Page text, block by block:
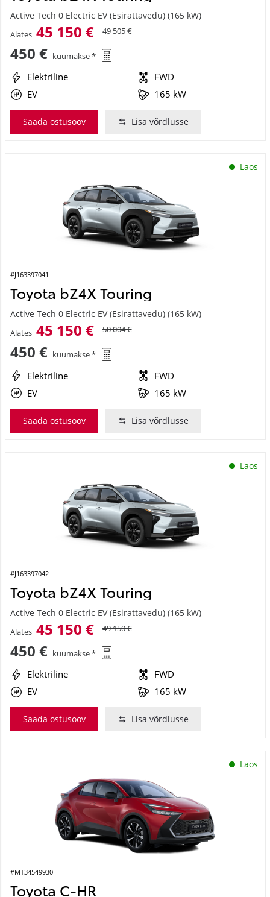
Active Tech 0 Electric EV (Esirattavedu) (165 kW)
Alates 45 150 € 49 505 €
450 € kuumakse *
Elektriline
FWD
EV
165 kW
Saada ostusoov Lisa võrdlusse
Laos
#J163397041
Toyota bZ4X Touring
Active Tech 0 Electric EV (Esirattavedu) (165 kW)
Alates 45 150 € 50 004 €
450 € kuumakse *
Elektriline
FWD
EV
165 kW
Saada ostusoov Lisa võrdlusse
Laos
#J163397042
Toyota bZ4X Touring
Active Tech 0 Electric EV (Esirattavedu) (165 kW)
Alates 45 150 € 49 150 €
450 € kuumakse *
Elektriline
FWD
EV
165 kW
Saada ostusoov Lisa võrdlusse
Laos
#MT34549930
Toyota C-HR